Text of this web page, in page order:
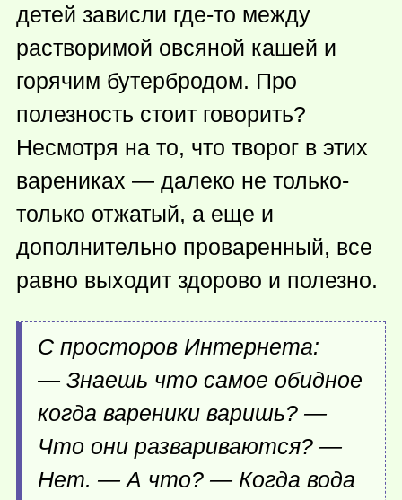
детей зависли где-то между
растворимой овсяной кашей и
горячим бутербродом. Про
полезность стоит говорить?
Несмотря на то, что творог в этих
варениках — далеко не только-
только отжатый, а еще и
дополнительно проваренный, все
равно выходит здорово и полезно.
С просторов Интернета:
— Знаешь что самое обидное
когда вареники варишь? —
Что они развариваются? —
Нет. — А что? — Когда вода